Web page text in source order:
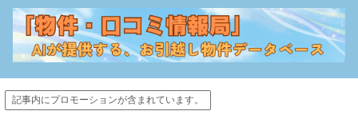
記事内にプロモーションが含まれています。